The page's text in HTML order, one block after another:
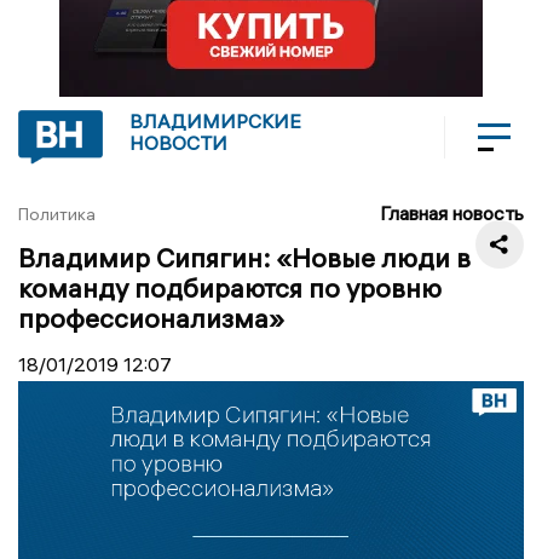
ВЛАДИМИРСКИЕ
НОВОСТИ
Политика Главная новость
Владимир Сипягин: «Новые люди в
команду подбираются по уровню
профессионализма»
18/01/2019 12:07